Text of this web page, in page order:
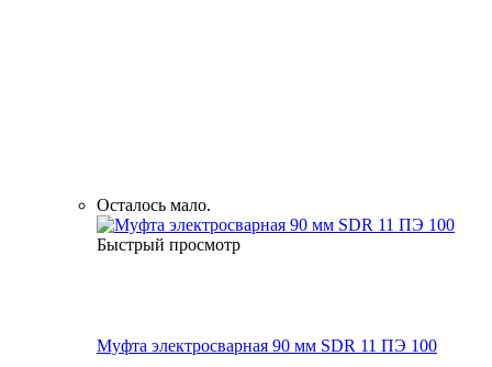
Осталось мало.
Быстрый просмотр
Муфта электросварная 90 мм SDR 11 ПЭ 100